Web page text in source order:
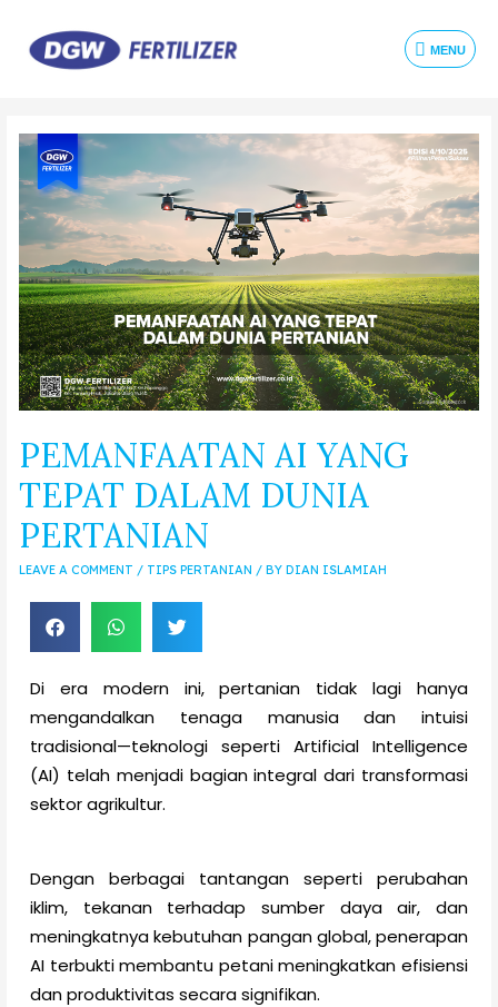
MENU
PEMANFAATAN AI YANG
TEPAT DALAM DUNIA
PERTANIAN
LEAVE A COMMENT / TIPS PERTANIAN / BY DIAN ISLAMIAH
Di era modern ini, pertanian tidak lagi hanya
mengandalkan tenaga manusia dan intuisi
tradisional—teknologi seperti Artificial Intelligence
(AI) telah menjadi bagian integral dari transformasi
sektor agrikultur.
Dengan berbagai tantangan seperti perubahan
iklim, tekanan terhadap sumber daya air, dan
meningkatnya kebutuhan pangan global, penerapan
AI terbukti membantu petani meningkatkan efisiensi
dan produktivitas secara signifikan.